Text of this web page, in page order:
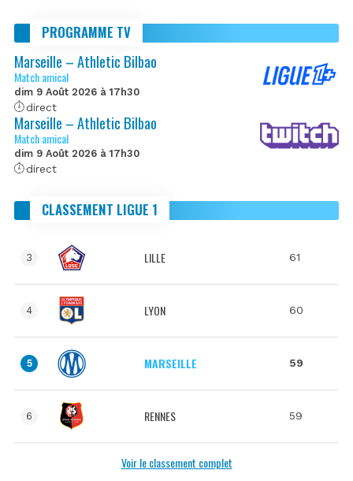
PROGRAMME TV
Marseille – Athletic Bilbao
Match amical
dim 9 Août 2026 à 17h30
direct
Marseille – Athletic Bilbao
Match amical
dim 9 Août 2026 à 17h30
direct
CLASSEMENT LIGUE 1
3 LILLE 61
4 LYON 60
5 MARSEILLE 59
6 RENNES 59
Voir le classement complet